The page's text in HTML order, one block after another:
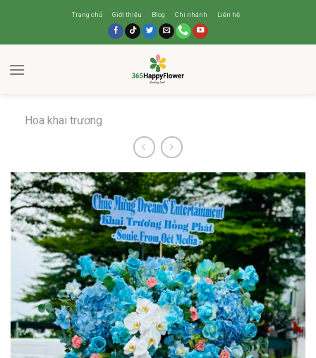
Trang chủ Giới thiệu Blog Chi nhánh Liên hệ
Hoa khai trương